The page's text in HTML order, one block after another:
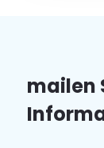
mailen